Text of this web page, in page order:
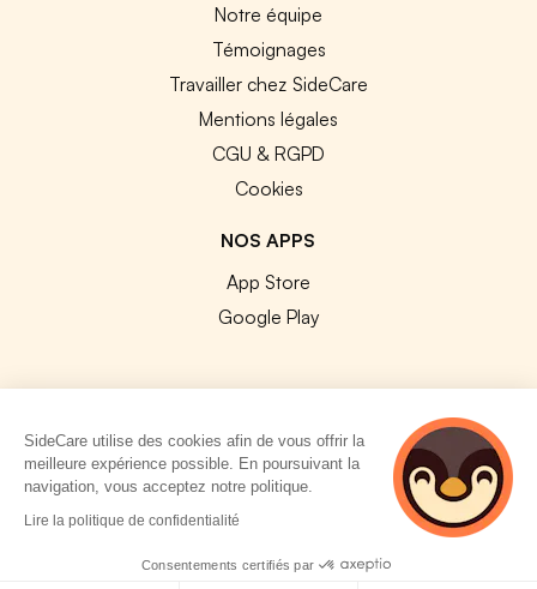
Notre équipe
Témoignages
Travailler chez SideCare
Mentions légales
CGU & RGPD
Cookies
NOS APPS
App Store
Google Play
© 2026 SideCare. Tous droits réservés.
SideCare utilise des cookies afin de vous offrir la
meilleure expérience possible. En poursuivant la
navigation, vous acceptez notre politique.
Lire la politique de confidentialité
Consentements certifiés par
4 personnes
consultent
actuellement cette